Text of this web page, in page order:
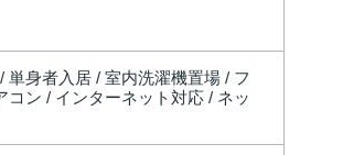
身者入居 / 室内洗濯機置場 / フ
ン / インターネット対応 / ネッ